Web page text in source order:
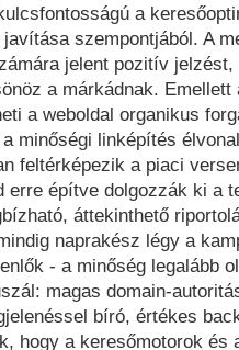
a
szempontjából. A
jelent pozitív
a márkádnak.
a weboldal organikus
minőségi linképítés
feltérképezik a piaci
erre építve dolgozzák ki a
áttekinthető
naprakész légy a
- a minőség legalább
magas domain-
bíró, értékes
hogy a keresőmotorok és